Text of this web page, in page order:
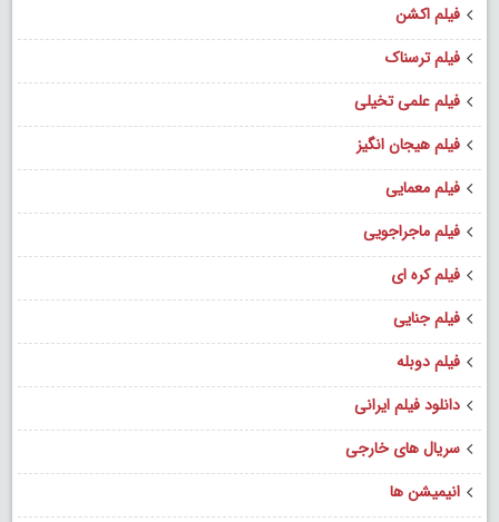
فیلم اکشن
فیلم ترسناک
فیلم علمی تخیلی
فیلم هیجان انگیز
فیلم معمایی
فیلم ماجراجویی
فیلم کره ای
فیلم جنایی
فیلم دوبله
دانلود فیلم ایرانی
سریال های خارجی
انیمیشن ها